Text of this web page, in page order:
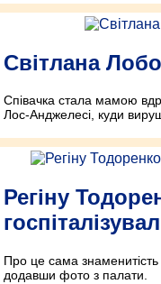
Світлана
Співачка стала мамою
Лос-Анджелесі, куди
Регіну
Про це сама
додавши фото з палати.